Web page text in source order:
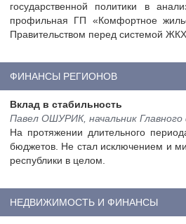
государственной политики в
профильная ГП «Комфортное
Правительством перед системой
ФИНАНСЫ РЕГИОНОВ
Вклад в стабильность
Павел ОШУРИК, начальник Главного
На протяжении длительного
бюджетов. Не стал исключением и
республики в целом.
НЕДВИЖИМОСТЬ И ФИНАНСЫ